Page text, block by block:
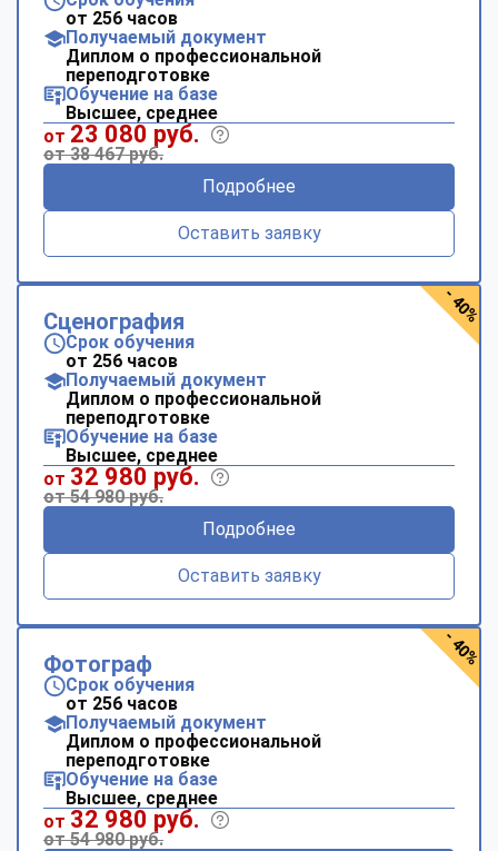
от 256 часов
Получаемый документ
Диплом о профессиональной
переподготовке
Обучение на базе
Высшее, среднее
от 23 080 руб.
от 38 467 руб.
Подробнее
Оставить заявку
Сценография
Срок обучения
от 256 часов
Получаемый документ
Диплом о профессиональной
переподготовке
Обучение на базе
Высшее, среднее
от 32 980 руб.
от 54 980 руб.
Подробнее
Оставить заявку
- 40%
Фотограф
Срок обучения
от 256 часов
Получаемый документ
Диплом о профессиональной
переподготовке
Обучение на базе
Высшее, среднее
от 32 980 руб.
от 54 980 руб.
- 40%